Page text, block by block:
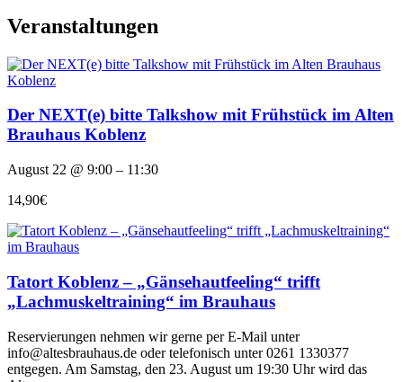
Veranstaltungen
Der NEXT(e) bitte Talkshow mit Frühstück im Alten
Brauhaus Koblenz
August 22 @ 9:00 – 11:30
14,90€
Tatort Koblenz – „Gänsehautfeeling“ trifft
„Lachmuskeltraining“ im Brauhaus
Reservierungen nehmen wir gerne per E-Mail unter
info@altesbrauhaus.de oder telefonisch unter 0261 1330377
entgegen. Am Samstag, den 23. August um 19:30 Uhr wird das